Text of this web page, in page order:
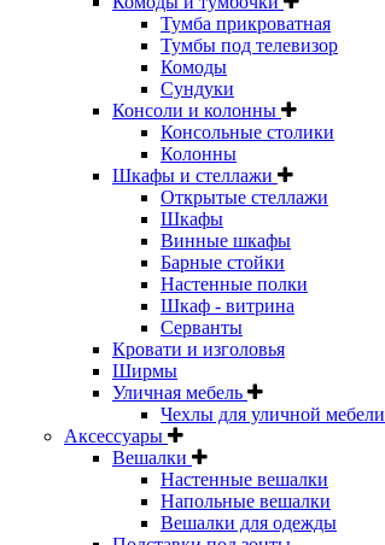
Тумба прикроватная
Тумбы под телевизор
Комоды
Сундуки
Консоли и колонны
Консольные столики
Колонны
Шкафы и стеллажи
Открытые стеллажи
Шкафы
Винные шкафы
Барные стойки
Настенные полки
Шкаф - витрина
Серванты
Кровати и изголовья
Ширмы
Уличная мебель
Чехлы для уличной мебели
Аксессуары
Вешалки
Настенные вешалки
Напольные вешалки
Вешалки для одежды